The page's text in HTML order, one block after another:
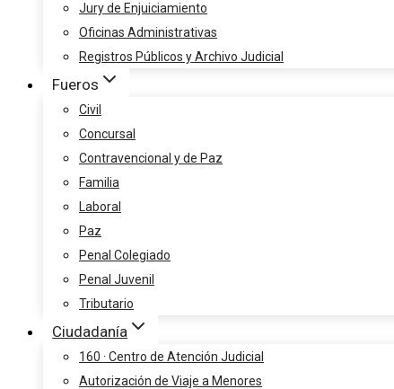
Jury de Enjuiciamiento
Oficinas Administrativas
Registros Públicos y Archivo Judicial
Fueros
Civil
Concursal
Contravencional y de Paz
Familia
Laboral
Paz
Penal Colegiado
Penal Juvenil
Tributario
Ciudadanía
160 · Centro de Atención Judicial
Autorización de Viaje a Menores